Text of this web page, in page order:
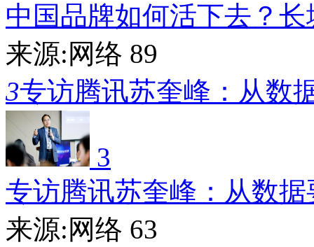
中国品牌如何活下去？长
来源:网络 89
3专访腾讯苏奎峰：从数
3
专访腾讯苏奎峰：从数据
来源:网络 63